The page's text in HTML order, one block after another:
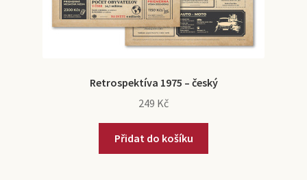
Retrospektíva 1975 – český
249 Kč
Přidat do košíku